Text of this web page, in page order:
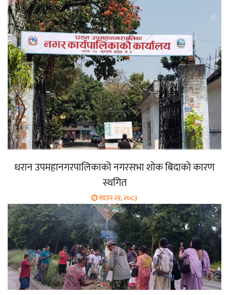
धरान उपमहानगरपालिकाको नगरसभा शोक बिदाको कारण
स्थगित
साउन २१, २०८३